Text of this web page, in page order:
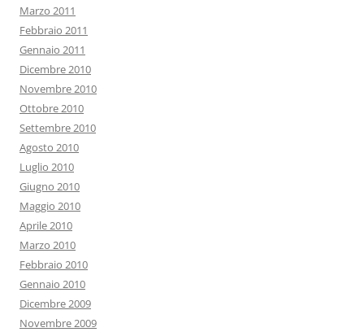
Marzo 2011
Febbraio 2011
Gennaio 2011
Dicembre 2010
Novembre 2010
Ottobre 2010
Settembre 2010
Agosto 2010
Luglio 2010
Giugno 2010
Maggio 2010
Aprile 2010
Marzo 2010
Febbraio 2010
Gennaio 2010
Dicembre 2009
Novembre 2009